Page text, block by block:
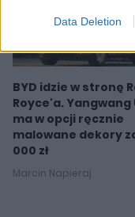
Data Deletion
BYD idzie w stronę
Royce'a. Yangwang
ma w opcji ręcznie
malowane dekory
000 zł
Marcin Napieraj